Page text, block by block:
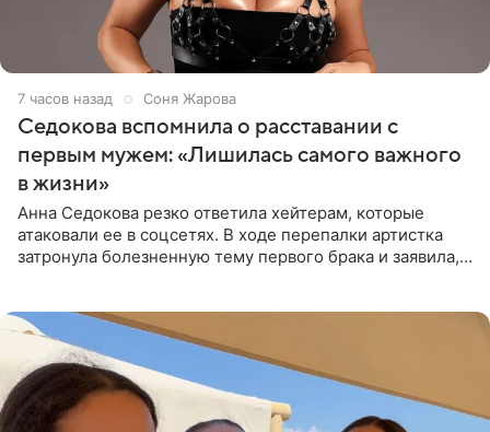
7 часов назад Соня Жарова
Седокова вспомнила о расставании с
первым мужем: «Лишилась самого важного
в жизни»
Анна Седокова резко ответила хейтерам, которые
атаковали ее в соцсетях. В ходе перепалки артистка
затронула болезненную тему первого брака и заявила,